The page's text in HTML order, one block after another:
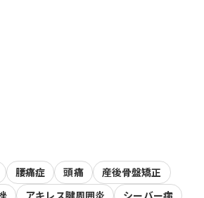
腰痛症 頭痛
産後骨盤矯正
アキレス腱周囲炎
シーバー病